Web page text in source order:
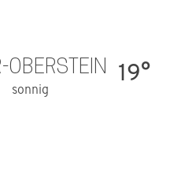
OBERSTEIN
sonnig
19°